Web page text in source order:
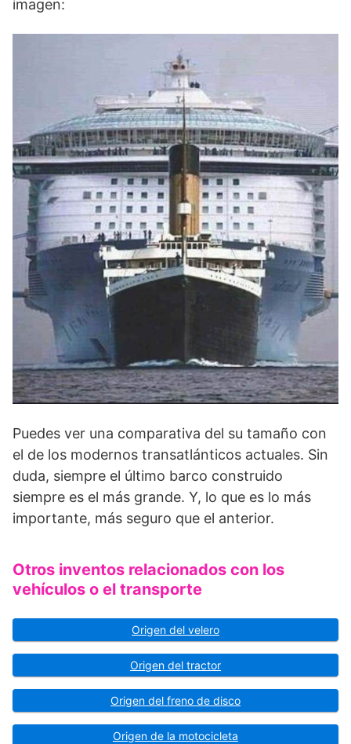
imagen:
Puedes ver una comparativa del su tamaño con
el de los modernos transatlánticos actuales. Sin
duda, siempre el último barco construido
siempre es el más grande. Y, lo que es lo más
importante, más seguro que el anterior.
Otros inventos relacionados con los
vehículos o el transporte
Origen del velero
Origen del tractor
Origen del freno de disco
Origen de la motocicleta